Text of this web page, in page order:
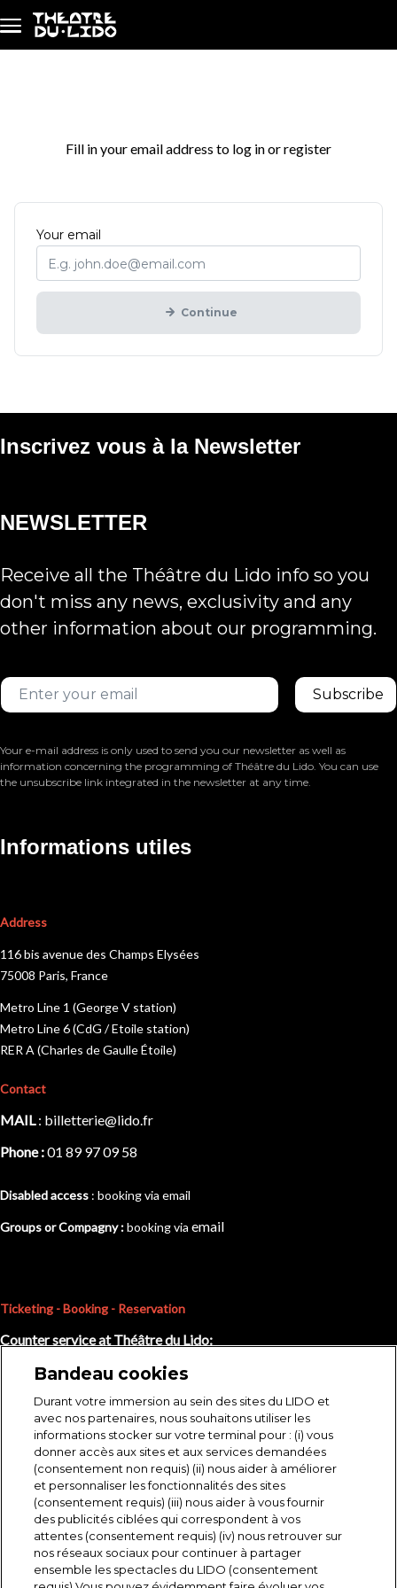
Skip to main content
Fill in your email address to log in or register
Your email
Continue
Inscrivez vous à la Newsletter
NEWSLETTER
Receive all the Théâtre du Lido info so you
don't miss any news, exclusivity and any
other information about our programming.
Your e-mail address is only used to send you our newsletter as well as
information concerning the programming of Théâtre du Lido. You can use
the unsubscribe link integrated in the newsletter at any time.
Informations utiles
Address
116 bis avenue des Champs Elysées
75008 Paris, France
Metro Line 1 (George V station)
Metro Line 6 (CdG / Etoile station)
RER A (Charles de Gaulle Étoile)
Contact
MAIL: billetterie@lido.fr
Phone :01 89 97 09 58
Disabled access : booking via email
Groups or Compagny :booking via email
Ticketing - Booking - Reservation
Counter service at Théâtre du Lido:
Monday to Friday : 2pm to 6pm
Saturday : 1pm to 6pm
Sunday : 1pm to 3pm
Bandeau cookies
Durant votre immersion au sein des sites du LIDO et
avec nos partenaires, nous souhaitons utiliser les
informations stocker sur votre terminal pour : (i) vous
donner accès aux sites et aux services demandées
(consentement non requis) (ii) nous aider à améliorer
et personnaliser les fonctionnalités des sites
(consentement requis) (iii) nous aider à vous fournir
des publicités ciblées qui correspondent à vos
attentes (consentement requis) (iv) nous retrouver sur
nos réseaux sociaux pour continuer à partager
ensemble les spectacles du LIDO (consentement